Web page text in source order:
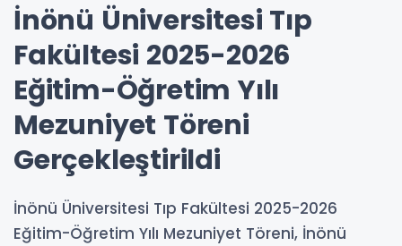
İnönü Üniversitesi Tıp
Fakültesi 2025-2026
Eğitim-Öğretim Yılı
Mezuniyet Töreni
Gerçekleştirildi
İnönü Üniversitesi Tıp Fakültesi 2025-2026
Eğitim-Öğretim Yılı Mezuniyet Töreni, İnönü